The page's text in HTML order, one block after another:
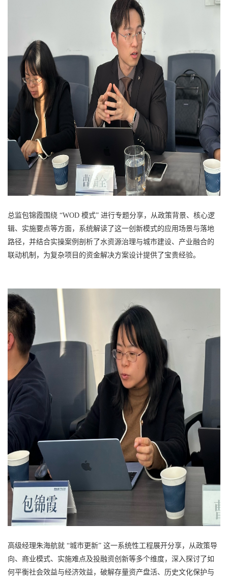
总监包锦霞围绕 “WOD 模式” 进行专题分享，从政策背景、核心逻
辑、实施要点等方面，系统解读了这一创新模式的应用场景与落地
路径，并结合实操案例剖析了水资源治理与城市建设、产业融合的
联动机制，为复杂项目的资金解决方案设计提供了宝贵经验。​
高级经理朱海航就 “城市更新” 这一系统性工程展开分享，从政策导
向、商业模式、实施难点及投融资创新等多个维度，深入探讨了如
何平衡社会效益与经济效益，破解存量资产盘活、历史文化保护与